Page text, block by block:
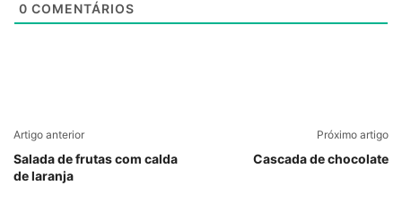
0 COMENTÁRIOS
Artigo anterior
Salada de frutas com calda
de laranja
Próximo artigo
Cascada de chocolate